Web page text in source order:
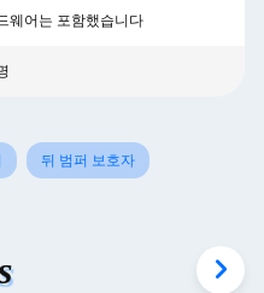
웨어는 포함했습니다
뒤 범퍼 보호자